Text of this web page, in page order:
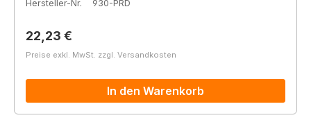
Hersteller-Nr. 930-PRD
Regulärer Preis:
22,23 €
Preise exkl. MwSt. zzgl. Versandkosten
In den Warenkorb